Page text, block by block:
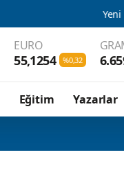
Yeni Parti Manisa İl
EURO
55,1254 %0,32
Eğitim Yazarlar